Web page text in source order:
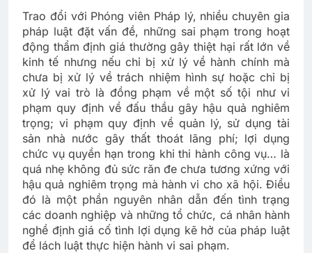
Trao đổi với Phóng viên Pháp lý, nhiều chuyên gia
pháp luật đặt vấn đề, những sai phạm trong hoạt
động thẩm định giá thường gây thiệt hại rất lớn về
kinh tế nhưng nếu chỉ bị xử lý về hành chính mà
chưa bị xử lý về trách nhiệm hình sự hoặc chỉ bị
xử lý vai trò là đồng phạm về một số tội như vi
phạm quy định về đấu thầu gây hậu quả nghiêm
trọng; vi phạm quy định về quản lý, sử dụng tài
sản nhà nước gây thất thoát lãng phí; lợi dụng
chức vụ quyền hạn trong khi thi hành công vụ… là
quá nhẹ không đủ sức răn đe chưa tương xứng với
hậu quả nghiêm trọng mà hành vi cho xã hội. Điều
đó là một phần nguyên nhân dẫn đến tình trạng
các doanh nghiệp và những tổ chức, cá nhân hành
nghề định giá cố tình lợi dụng kẽ hở của pháp luật
để lách luật thực hiện hành vi sai phạm.